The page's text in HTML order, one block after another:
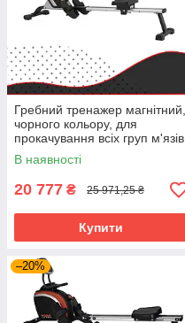
Гребний тренажер магнітний,
чорного кольору, для
прокачування всіх груп м'язів,
для домашнього
використання.
В наявності
20 777 ₴ 25 971,25 ₴
Купити
–20%